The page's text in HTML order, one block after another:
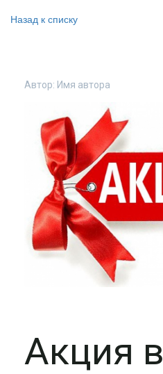
Назад к списку
Акция в
Автор: Имя автора